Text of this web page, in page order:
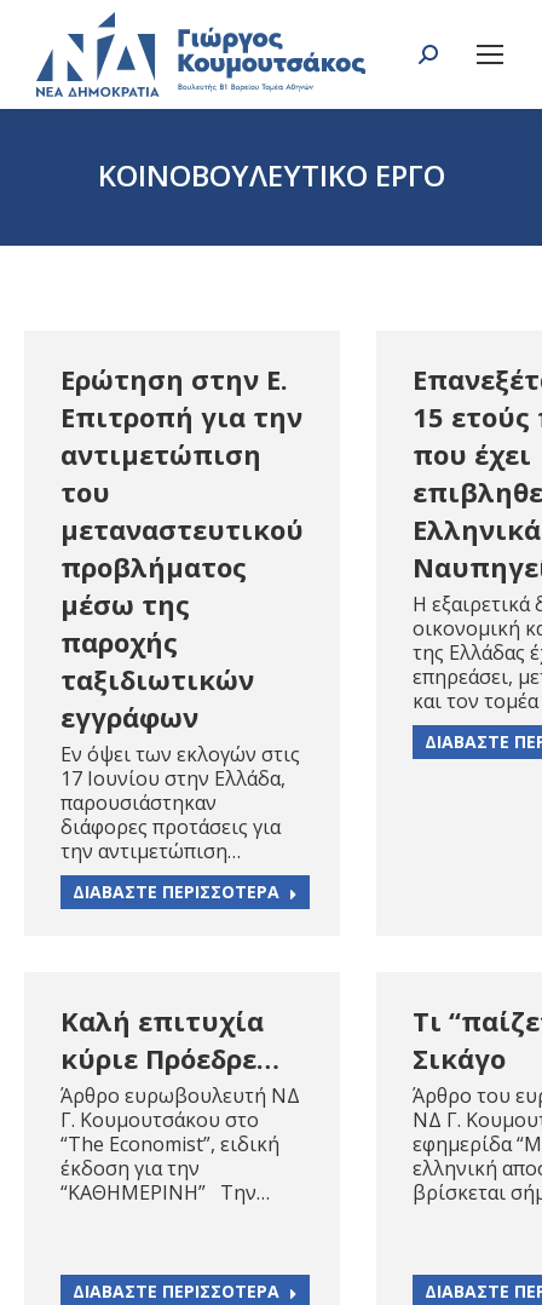
Search:
ΚΟΙΝΟΒΟΥΛΕΥΤΙΚΟ ΕΡΓΟ
Ερώτηση στην Ε.
Επιτροπή για την
αντιμετώπιση
του
μεταναστευτικού
προβλήματος
μέσω της
παροχής
ταξιδιωτικών
εγγράφων
Eν όψει των εκλογών στις
17 Ιουνίου στην Ελλάδα,
παρουσιάστηκαν
διάφορες προτάσεις για
την αντιμετώπιση…
ΔΙΑΒΑΣΤΕ ΠΕΡΙΣΣΟΤΕΡΑ
15 ετούς
που έχει
Ελληνικά
Η εξαιρετικά
οικονομική
της Ελλάδας
επηρεάσει,
και τον
ΔΙΑΒΑΣΤΕ
Καλή επιτυχία
κύριε Πρόεδρε…
Άρθρο ευρωβουλευτή ΝΔ
Γ. Κουμουτσάκου στο
“The Economist”, ειδική
έκδοση για την
“ΚΑΘΗΜΕΡΙΝΗ” Την…
ΔΙΑΒΑΣΤΕ ΠΕΡΙΣΣΟΤΕΡΑ
Τι
Σικάγο
Άρθρο του
ΝΔ Γ.
εφημερίδα
ελληνική
βρίσκεται
ΔΙΑΒΑΣΤΕ